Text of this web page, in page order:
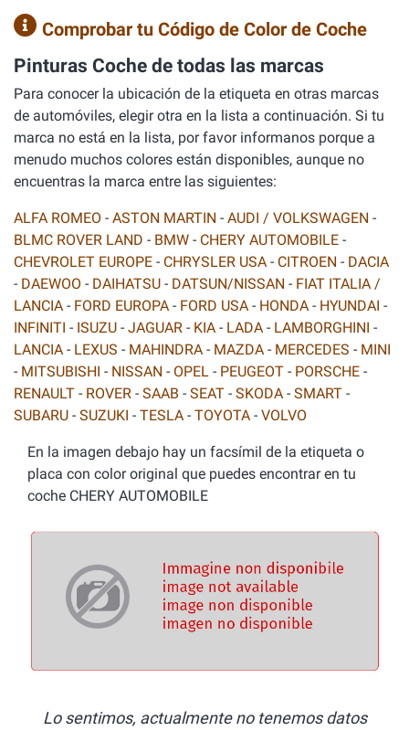
Comprobar tu Código de Color de Coche
Pinturas Coche de todas las marcas
Para conocer la ubicación de la etiqueta en otras marcas
de automóviles, elegir otra en la lista a continuación. Si tu
marca no está en la lista, por favor informanos porque a
menudo muchos colores están disponibles, aunque no
encuentras la marca entre las siguientes:
ALFA ROMEO - ASTON MARTIN - AUDI / VOLKSWAGEN -
BLMC ROVER LAND - BMW - CHERY AUTOMOBILE -
CHEVROLET EUROPE - CHRYSLER USA - CITROEN - DACIA
- DAEWOO - DAIHATSU - DATSUN/NISSAN - FIAT ITALIA /
LANCIA - FORD EUROPA - FORD USA - HONDA - HYUNDAI -
INFINITI - ISUZU - JAGUAR - KIA - LADA - LAMBORGHINI -
LANCIA - LEXUS - MAHINDRA - MAZDA - MERCEDES - MINI
- MITSUBISHI - NISSAN - OPEL - PEUGEOT - PORSCHE -
RENAULT - ROVER - SAAB - SEAT - SKODA - SMART -
SUBARU - SUZUKI - TESLA - TOYOTA - VOLVO
En la imagen debajo hay un facsímil de la etiqueta o
placa con color original que puedes encontrar en tu
coche CHERY AUTOMOBILE
Lo sentimos, actualmente no tenemos datos